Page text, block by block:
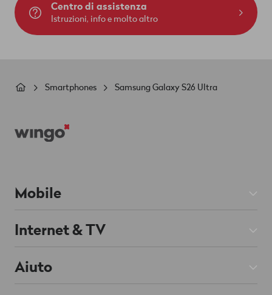
Centro di assistenza
Istruzioni, info e molto altro
BricioleSmartphones Samsung Galaxy S26 Ultra
Mobile
Abbonamenti Mobile
Prepaid
Roaming & Estero
Internet & TV
Abbonamenti Internet
Abbonamenti TV
Aiuto